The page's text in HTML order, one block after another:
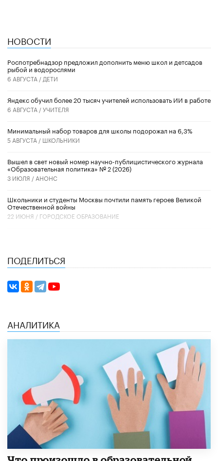
НОВОСТИ
Роспотребнадзор предложил дополнить меню школ и детсадов
рыбой и водорослями
6 АВГУСТА / ДЕТИ
​Яндекс обучил более 20 тысяч учителей использовать ИИ в работе
6 АВГУСТА /УЧИТЕЛЯ
Минимальный набор товаров для школы подорожал на 6,3%
5 АВГУСТА / ШКОЛЬНИКИ
Вышел в свет новый номер научно-публицистического журнала
«Образовательная политика» № 2 (2026)
3 ИЮЛЯ / АНОНС
Школьники и студенты Москвы почтили память героев Великой
Отечественной войны
22 ИЮНЯ / ГОРОДСКОЕ ОБРАЗОВАНИЕ
ПОДЕЛИТЬСЯ
АНАЛИТИКА